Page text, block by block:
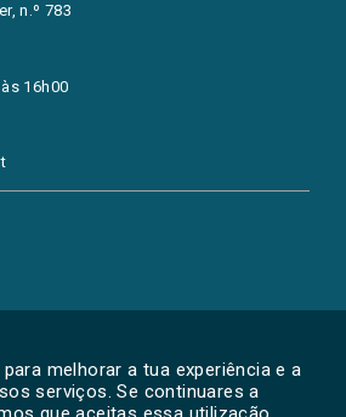
melhorar a tua experiência e a
serviços. Se continuares a
n.º 783
16h00